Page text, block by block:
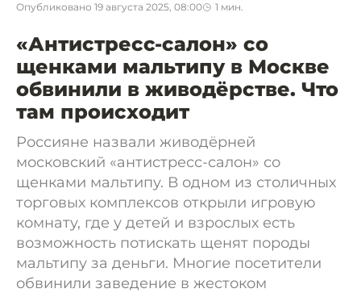
Опубликовано 19 августа 2025, 08:00 1 мин.
«Антистресс-салон» со
щенками мальтипу в Москве
обвинили в живодёрстве. Что
там происходит
Россияне назвали живодёрней
московский «антистресс-салон» со
щенками мальтипу. В одном из столичных
торговых комплексов открыли игровую
комнату, где у детей и взрослых есть
возможность потискать щенят породы
мальтипу за деньги. Многие посетители
обвинили заведение в жестоком